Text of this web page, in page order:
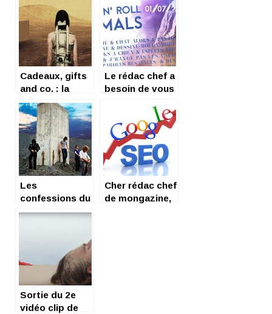
Cadeaux, gifts
and co. : la
sélection du
rédac chef !
Le rédac chef a
besoin de vous
Les
confessions du
rédac chef
Cher rédac chef
de mongazine,
Sortie du 2e
vidéo clip de